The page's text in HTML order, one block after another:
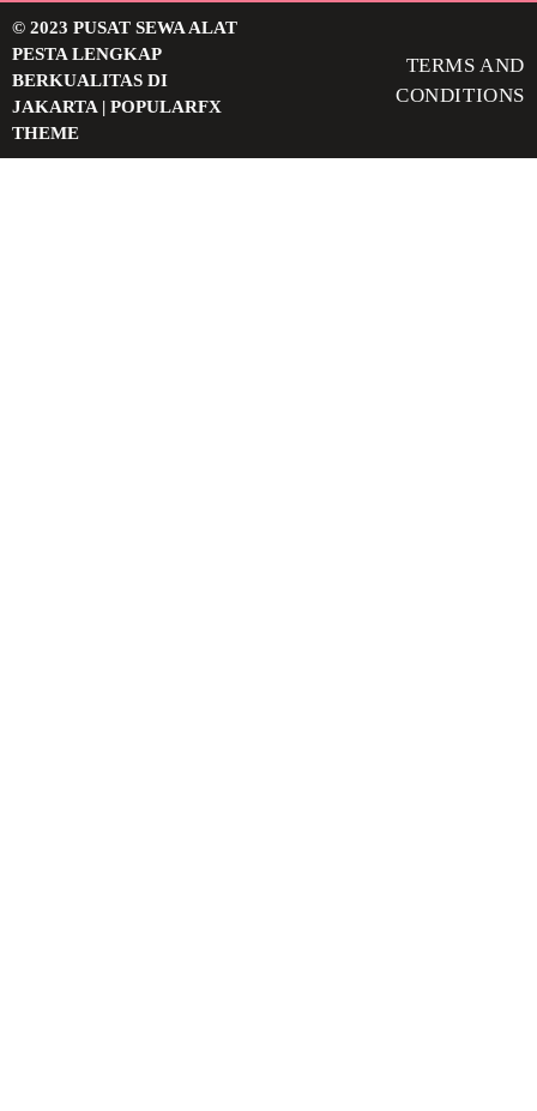
© 2023 PUSAT SEWA ALAT
PESTA LENGKAP
BERKUALITAS DI
JAKARTA | POPULARFX
THEME
TERMS AND
CONDITIONS